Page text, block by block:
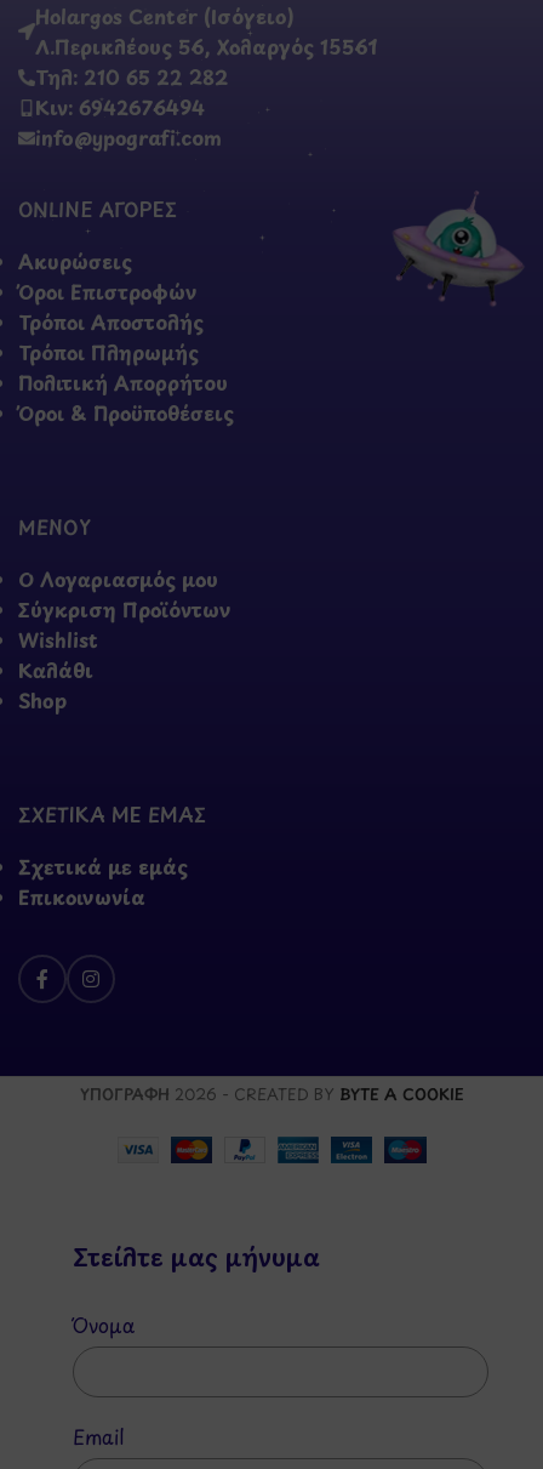
Holargos Center (Ισόγειο)
Λ.Περικλέους 56, Χολαργός 15561
Τηλ: 210 65 22 282
Κιν: 6942676494
info@ypografi.com
ONLINE ΑΓΟΡΕΣ
Ακυρώσεις
Όροι Επιστροφών
Τρόποι Αποστολής
Τρόποι Πληρωμής
Πολιτική Απορρήτου
Όροι & Προϋποθέσεις
ΜΕΝΟΥ
Ο Λογαριασμός μου
Σύγκριση Προϊόντων
Wishlist
Καλάθι
Shop
ΣΧΕΤΙΚΑ ΜΕ ΕΜΑΣ
Σχετικά με εμάς
Επικοινωνία
ΥΠΟΓΡΑΦΗ 2026 - CREATED BY BYTE A COOKIE
Στείλτε μας μήνυμα
Όνομα
Email